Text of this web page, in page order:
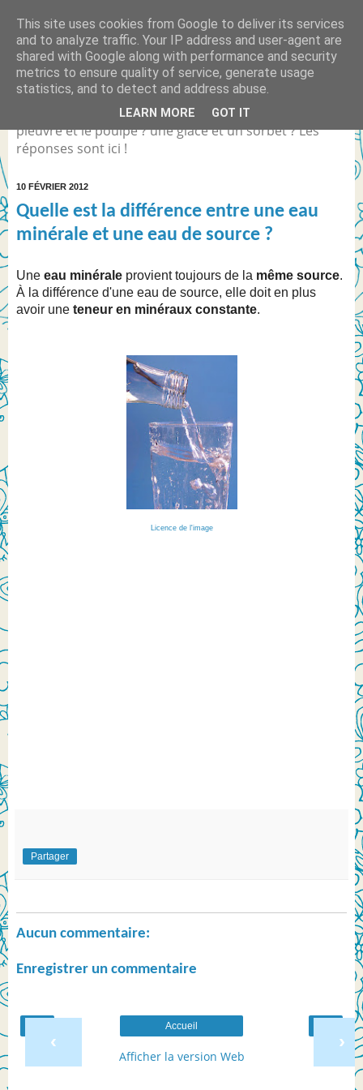
Quelle est la différence
entre... ?
Différence entre Coca Light et le Coca Zéro ? la
pieuvre et le poulpe ? une glace et un sorbet ? Les
réponses sont ici !
10 FÉVRIER 2012
Quelle est la différence entre une eau
minérale et une eau de source ?
Une eau minérale provient toujours de la même source.
À la différence d'une eau de source, elle doit en plus
avoir une teneur en minéraux constante.
Licence de l'image
Partager
Aucun commentaire:
Enregistrer un commentaire
‹ ›
Accueil
Afficher la version Web
This site uses cookies from Google to deliver its services
and to analyze traffic. Your IP address and user-agent are
shared with Google along with performance and security
metrics to ensure quality of service, generate usage
statistics, and to detect and address abuse.
LEARN MORE GOT IT